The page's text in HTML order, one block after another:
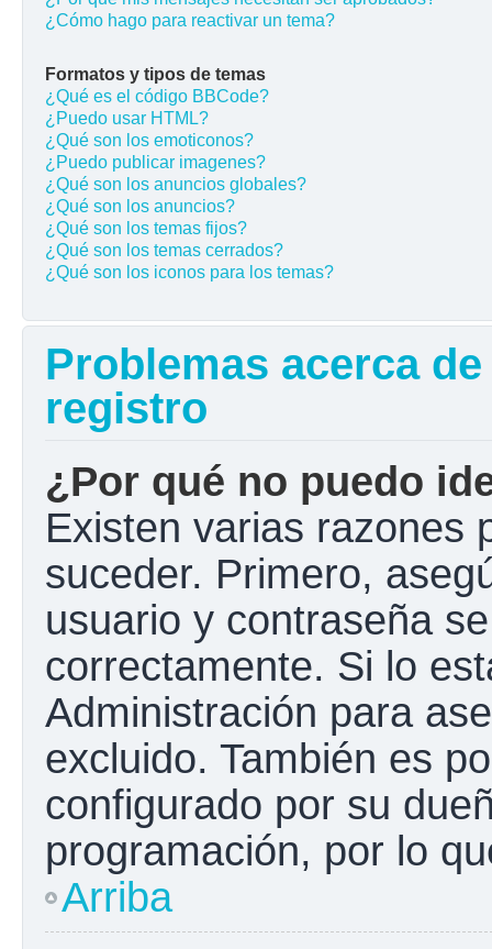
¿Cómo hago para reactivar un tema?
Formatos y tipos de temas
¿Qué es el código BBCode?
¿Puedo usar HTML?
¿Qué son los emoticonos?
¿Puedo publicar imagenes?
¿Qué son los anuncios globales?
¿Qué son los anuncios?
¿Qué son los temas fijos?
¿Qué son los temas cerrados?
¿Qué son los iconos para los temas?
Problemas acerca
registro
¿Por qué no puedo
Existen varias razones
suceder. Primero,
usuario y contraseña
correctamente. Si lo
Administración para
excluido. También es
configurado por su
programación, por lo
Arriba